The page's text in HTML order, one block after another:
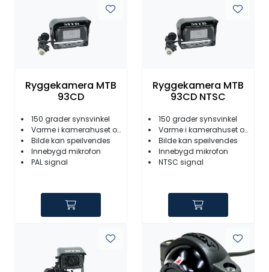
Ryggekamera MTB
93CD
150 grader synsvinkel
Varme i kamerahuset og linse
Bilde kan speilvendes
Innebygd mikrofon
PAL signal
Ryggekamera MTB
93CD NTSC
150 grader synsvinkel
Varme i kamerahuset og linse
Bilde kan speilvendes
Innebygd mikrofon
NTSC signal